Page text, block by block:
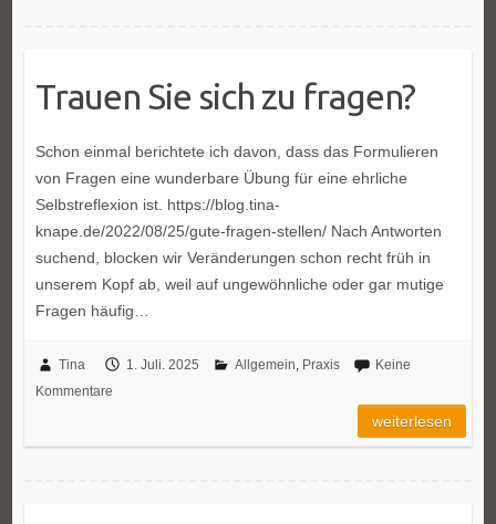
Trauen Sie sich zu fragen?
Schon einmal berichtete ich davon, dass das Formulieren
von Fragen eine wunderbare Übung für eine ehrliche
Selbstreflexion ist. https://blog.tina-
knape.de/2022/08/25/gute-fragen-stellen/ Nach Antworten
suchend, blocken wir Veränderungen schon recht früh in
unserem Kopf ab, weil auf ungewöhnliche oder gar mutige
Fragen häufig…
Tina 1. Juli. 2025 Allgemein, Praxis
Keine
Kommentare
weiterlesen